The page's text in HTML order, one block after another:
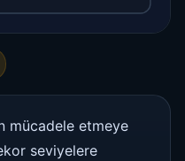
mücadele etmeye
seviyelere